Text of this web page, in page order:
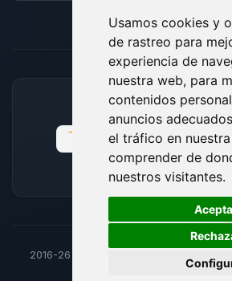
Usamos cookies y
de rastreo para
experiencia de
nuestra web, para
contenidos
anuncios
el tráfico en
comprender de
nuestros visitantes.
MÉTODOS DE PAGO
2016-26
ByteLogic